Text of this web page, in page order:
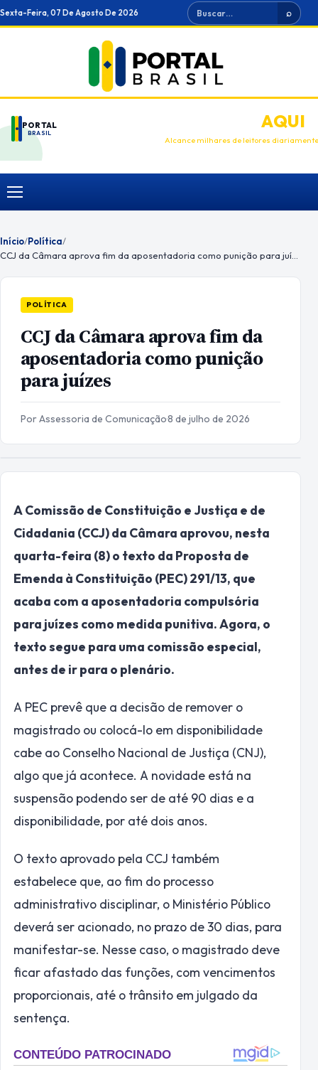
Ir
para
Sexta-Feira, 07 De Agosto De 2026 Buscar ⌕
PORTAL
BRASIL
ANUNCIEAQUI
Alcance milhares de leitores diariamente
Menu
Início/Política/
POLÍTICA
CCJ da Câmara aprova fim da
aposentadoria como punição
para juízes
Por Assessoria de Comunicação·8 de julho de 2026
A Comissão de Constituição e Justiça e de
Cidadania (CCJ) da Câmara aprovou, nesta
quarta-feira (8) o texto da Proposta de
Emenda à Constituição (PEC) 291/13, que
acaba com a aposentadoria compulsória
para juízes como medida punitiva. Agora, o
texto segue para uma comissão especial,
antes de ir para o plenário.
A PEC prevê que a decisão de remover o
magistrado ou colocá-lo em disponibilidade
cabe ao Conselho Nacional de Justiça (CNJ),
algo que já acontece. A novidade está na
suspensão podendo ser de até 90 dias e a
disponibilidade, por até dois anos.
O texto aprovado pela CCJ também
estabelece que, ao fim do processo
administrativo disciplinar, o Ministério Público
deverá ser acionado, no prazo de 30 dias, para
manifestar-se. Nesse caso, o magistrado deve
ficar afastado das funções, com vencimentos
proporcionais, até o trânsito em julgado da
sentença.